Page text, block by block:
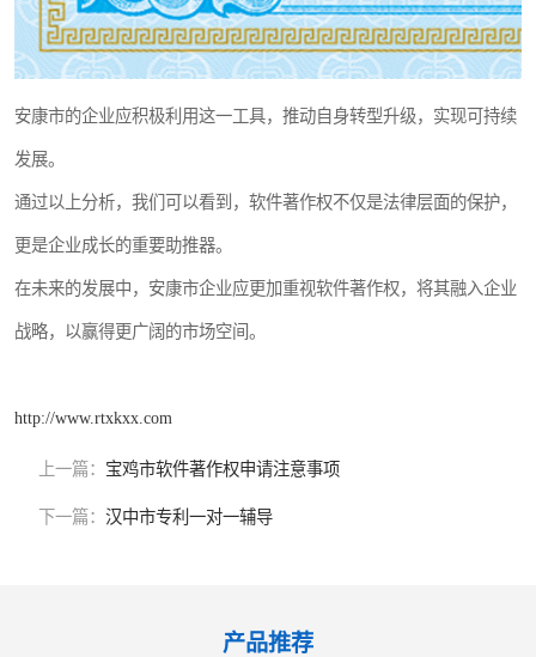
安康市的企业应积极利用这一工具，推动自身转型升级，实现可持续
发展。
通过以上分析，我们可以看到，软件著作权不仅是法律层面的保护，
更是企业成长的重要助推器。
在未来的发展中，安康市企业应更加重视软件著作权，将其融入企业
战略，以赢得更广阔的市场空间。
http://www.rtxkxx.com
上一篇： 宝鸡市软件著作权申请注意事项
下一篇： 汉中市专利一对一辅导
产品推荐